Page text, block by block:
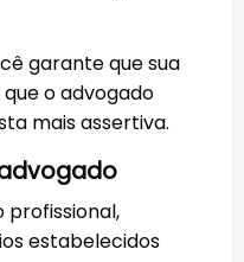
garante que sua
o advogado
mais assertiva.
profissional,
estabelecidos